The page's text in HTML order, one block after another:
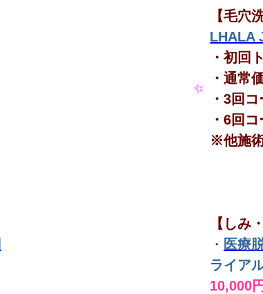
【毛穴
LHALA
・初回
・通常
・3回
・6回コ
※他施
【しみ
・ 医療
ライア
10,000